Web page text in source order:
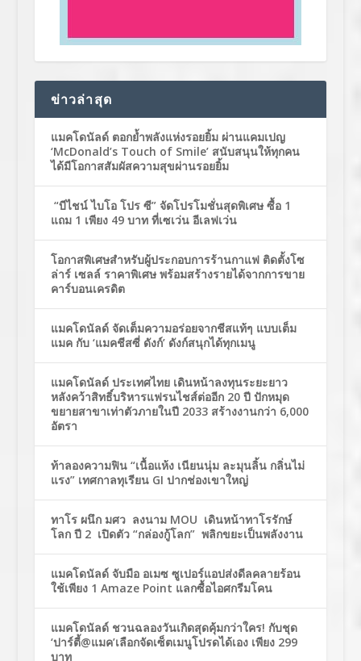
ข่าวล่าสุด
แมคโดนัลด์ ตอกย้ำพลังแห่งรอยยิ้ม ผ่านแคมเปญ
‘McDonald’s Touch of Smile’ สนับสนุนให้ทุกคน
ได้มีโอกาสสัมผัสความสุขผ่านรอยยิ้ม
“บีไชน์ ไบโอ โปร ซี” จัดโปรโมชั่นสุดพิเศษ ซื้อ 1
แถม 1 เพียง 49 บาท ที่เซเว่น อีเลฟเว่น
โอกาสพิเศษสำหรับผู้ประกอบการร้านกาแฟ ติดตั้งโซ
ล่าร์ เซลล์ ราคาพิเศษ พร้อมสร้างรายได้จากการขาย
คาร์บอนเครดิต
แมคโดนัลด์ จัดเต็มความอร่อยจากชีสแท้ๆ แบบเต็ม
แมค กับ ‘แมคชีสซี่ ดังก์’ ดังก์สนุกได้ทุกเมนู
แมคโดนัลด์ ประเทศไทย เดินหน้าลงทุนระยะยาว
หลังคว้าสิทธิ์บริหารแฟรนไชส์ต่ออีก 20 ปี ปักหมุด
ขยายสาขาเท่าตัวภายในปี 2033 สร้างงานกว่า 6,000
อัตรา
ท้าลองความฟิน “เนื้อแห้ง เนียนนุ่ม ละมุนลิ้น กลิ่นไม่
แรง” เทศกาลทุเรียน GI ปากช่องเขาใหญ่
ทาโร ผนึก มศว ลงนาม MOU เดินหน้าทาโรรักษ์
โลก ปี 2 เปิดตัว “กล่องกู้โลก” พลิกขยะเป็นพลังงาน
แมคโดนัลด์ จับมือ อเมซ ซูเปอร์แอปส่งดีลคลายร้อน
ใช้เพียง 1 Amaze Point แลกซื้อไอศกรีมโคน
แมคโดนัลด์ ชวนฉลองวันเกิดสุดคุ้มกว่าใคร! กับชุด
‘ปาร์ตี้@แมค’เลือกจัดเซ็ตเมนูโปรดได้เอง เพียง 299
บาท